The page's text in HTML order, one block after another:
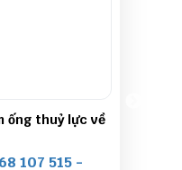
ống thuỷ lực về
107 515 -